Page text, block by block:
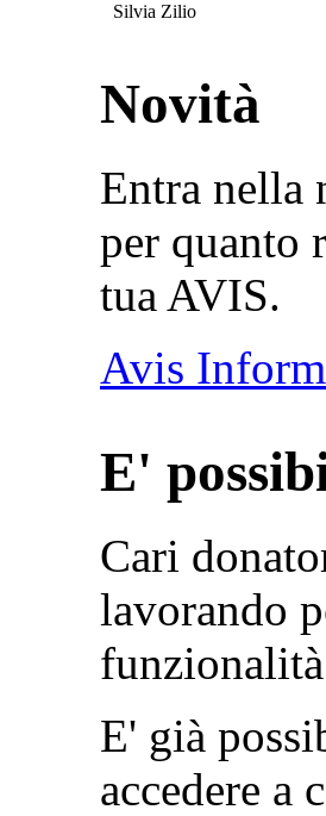
Silvia Zilio
Novità
Entra nella
per quanto
tua AVIS.
Avis
E'
Cari
lavorando
E' già
accedere a